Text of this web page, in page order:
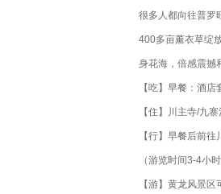
很多人都向往普罗
400多亩薰衣草绽
身花海，倍感震撼
【吃】早餐：酒
【住】川主寺/九寨
【行】早餐后前
（游览时间3-4小
【游】黄龙风景